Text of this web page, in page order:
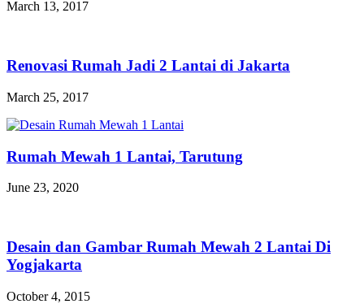
March 13, 2017
Renovasi Rumah Jadi 2 Lantai di Jakarta
March 25, 2017
Rumah Mewah 1 Lantai, Tarutung
June 23, 2020
Desain dan Gambar Rumah Mewah 2 Lantai Di
Yogjakarta
October 4, 2015